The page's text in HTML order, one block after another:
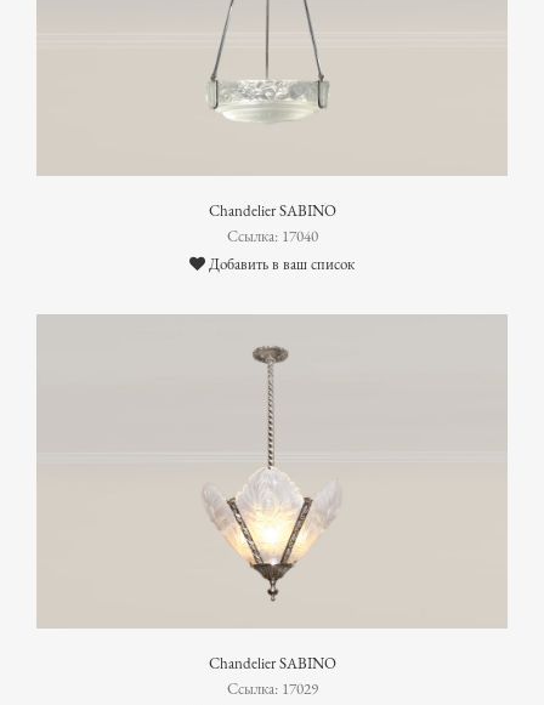
Chandelier SABINO
Ссылка: 17040
Добавить в ваш список
Chandelier SABINO
Ссылка: 17029